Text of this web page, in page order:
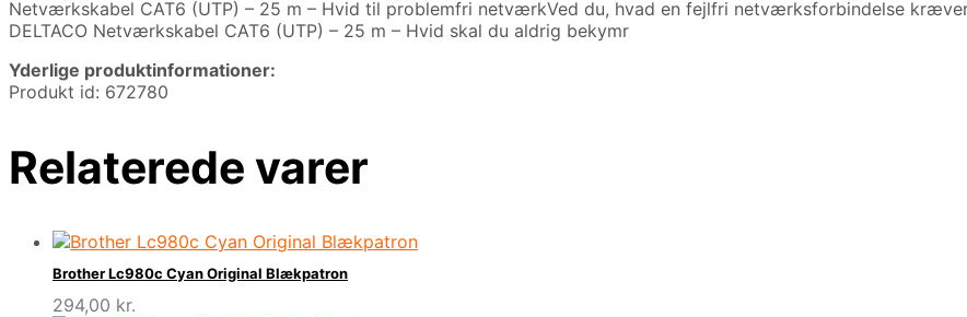
Netværkskabel CAT6 (UTP) – 25 m – Hvid til problemfri netværkVed du, hvad en fejlfri netværksforbindelse
DELTACO Netværkskabel CAT6 (UTP) – 25 m – Hvid skal du aldrig bekymr
Yderlige produktinformationer:
Produkt id: 672780
Relaterede varer
Brother Lc980c Cyan Original Blækpatron
294,00 kr.